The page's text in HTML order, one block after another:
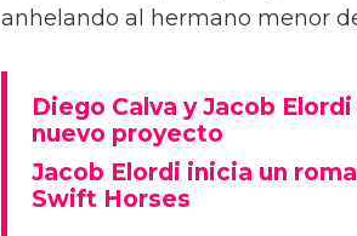
anhelando al hermano menor
Diego Calva y Jacob
nuevo proyecto
Jacob Elordi inicia un
Swift Horses